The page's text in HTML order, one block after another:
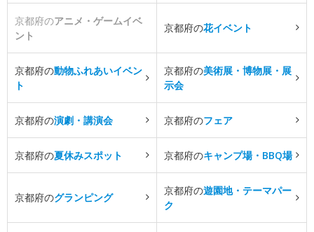
京都府のアニメ・ゲームイベ
ント
京都府の花イベント
京都府の動物ふれあいイベン
ト
京都府の美術展・博物展・展
示会
京都府の演劇・講演会 京都府のフェア
京都府の夏休みスポット 京都府のキャンプ場・BBQ場
京都府のグランピング
京都府の遊園地・テーマパー
ク